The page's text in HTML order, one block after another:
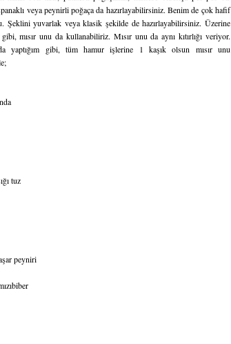
veya peynirli poğaça da hazırlayabilirsiniz. Benim de çok hafif
Şeklini yuvarlak veya klasik şekilde de hazırlayabilirsiniz. Üzerine
mısır unu da kullanabiliriz. Mısır unu da aynı kıtırlığı veriyor.
yaptığım gibi, tüm hamur işlerine 1 kaşık olsun mısır unu
tuz
peyniri